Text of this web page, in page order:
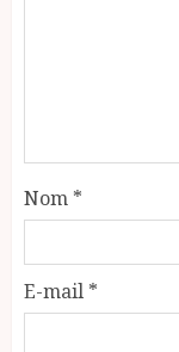
Nom *
E-mail *